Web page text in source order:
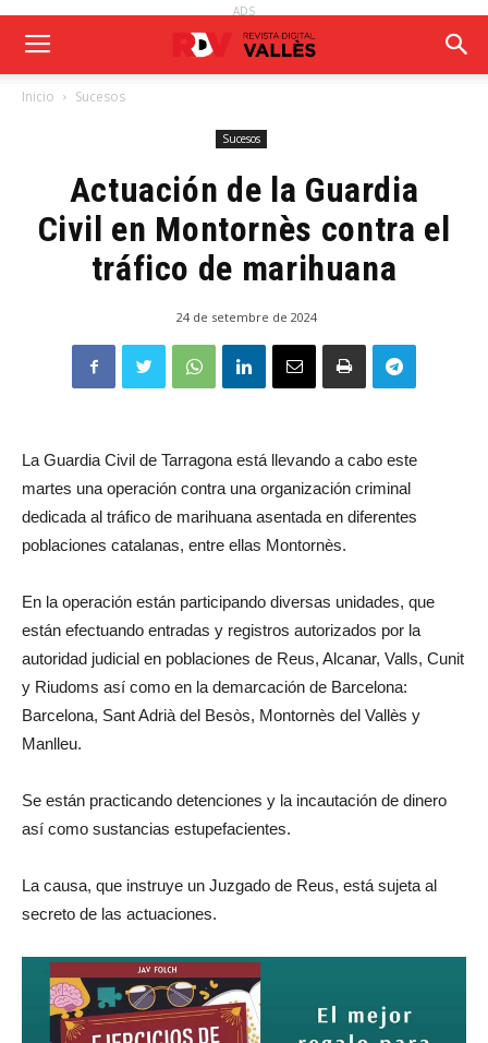
ADS
Inicio Sucesos
Sucesos
Actuación de la Guardia
Civil en Montornès contra el
tráfico de marihuana
24 de setembre de 2024
La Guardia Civil de Tarragona está llevando a cabo este
martes una operación contra una organización criminal
dedicada al tráfico de marihuana asentada en diferentes
poblaciones catalanas, entre ellas Montornès.
En la operación están participando diversas unidades, que
están efectuando entradas y registros autorizados por la
autoridad judicial en poblaciones de Reus, Alcanar, Valls, Cunit
y Riudoms así como en la demarcación de Barcelona:
Barcelona, Sant Adrià del Besòs, Montornès del Vallès y
Manlleu.
Se están practicando detenciones y la incautación de dinero
así como sustancias estupefacientes.
La causa, que instruye un Juzgado de Reus, está sujeta al
secreto de las actuaciones.